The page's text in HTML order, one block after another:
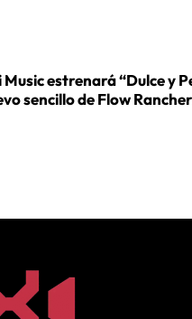
Music estrenará “Dulce y
sencillo de Flow